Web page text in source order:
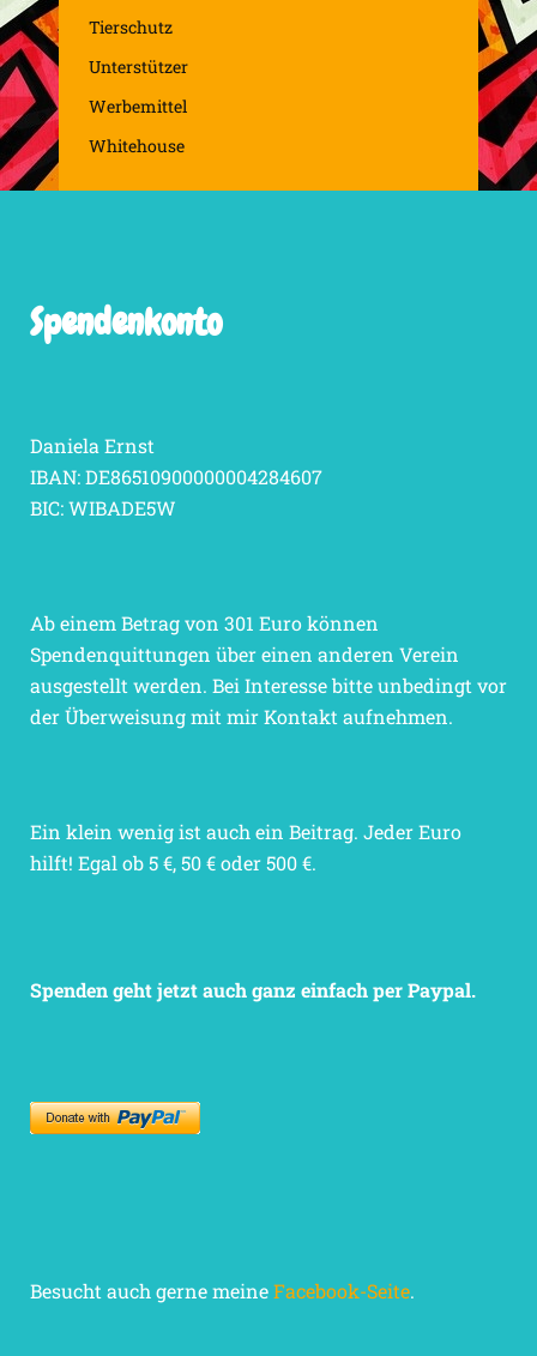
Tierschutz
Unterstützer
Werbemittel
Whitehouse
Spendenkonto
Daniela Ernst
IBAN: DE86510900000004284607
BIC: WIBADE5W
Ab einem Betrag von 301 Euro können
Spendenquittungen über einen anderen Verein
ausgestellt werden. Bei Interesse bitte unbedingt vor
der Überweisung mit mir Kontakt aufnehmen.
Ein klein wenig ist auch ein Beitrag. Jeder Euro
hilft! Egal ob 5 €, 50 € oder 500 €.
Spenden geht jetzt auch ganz einfach per Paypal.
Besucht auch gerne meineFacebook-Seite.